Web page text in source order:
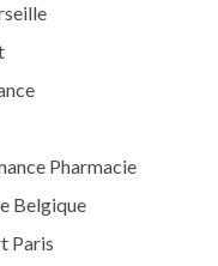
Pharmacie
Belgique
Paris